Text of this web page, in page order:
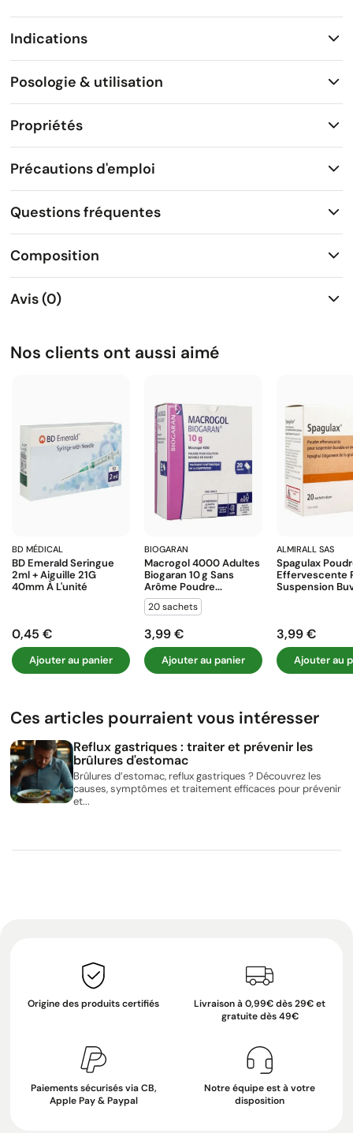
Indications
Posologie & utilisation
Propriétés
Précautions d'emploi
Questions fréquentes
Composition
Avis (0)
Nos clients ont aussi aimé
BD MÉDICAL
BD Emerald Seringue
2ml + Aiguille 21G
40mm À L'unité
Prix
0,45 €
Ajouter au panier
BIOGARAN
Macrogol 4000 Adultes
Biogaran 10 G Sans
Arôme Poudre...
20 sachets
Prix
3,99 €
Ajouter au panier
ALMIRALL SAS
Spagulax
Effervescente
Suspension
Prix
3,99 €
Ajouter au
Ces articles pourraient vous intéresser
Reflux gastriques : traiter et prévenir les
brûlures d'estomac
Brûlures d’estomac, reflux gastriques ? Découvrez les
causes, symptômes et traitement efficaces pour prévenir
et...
Origine des produits certifiés
Livraison à 0,99€ dès 29€ et
gratuite dès 49€
Paiements sécurisés via CB,
Apple Pay & Paypal
Notre équipe est à votre
disposition